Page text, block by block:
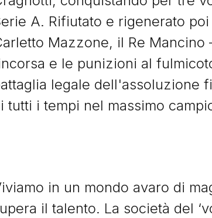
A. Rifiutato e rigenerato
Mazzone, il Re
e le punizioni al
legale dell'assoluzione
tutti i tempi nel massimo
in un mondo avaro di
il talento. La società del